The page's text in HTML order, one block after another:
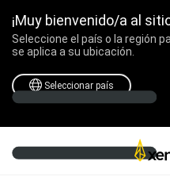
¡Muy bienvenido/a al
Seleccione el país o la región
se aplica a su ubicación.
Seleccionar país